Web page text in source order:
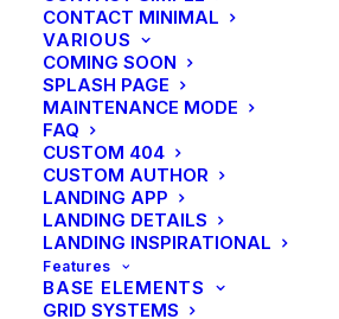
CONTACT MINIMAL
VARIOUS
COMING SOON
SPLASH PAGE
MAINTENANCE MODE
FAQ
CUSTOM 404
CUSTOM AUTHOR
LANDING APP
LANDING DETAILS
LANDING INSPIRATIONAL
Features
BASE ELEMENTS
GRID SYSTEMS
1666
Joannes